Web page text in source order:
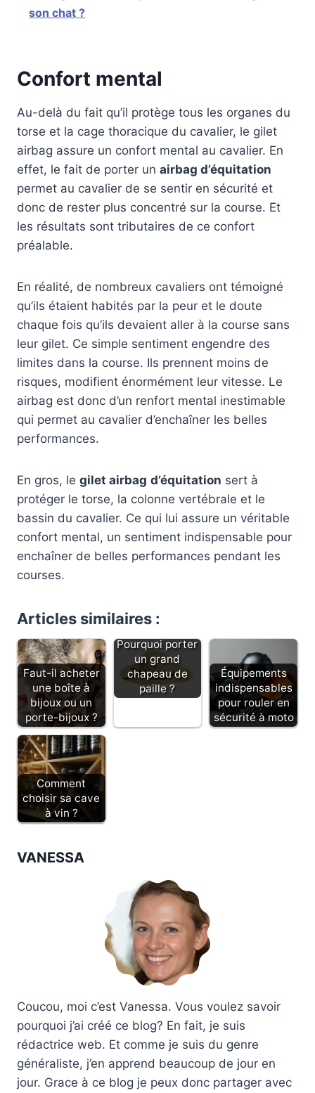
son chat ?
Confort mental
Au-delà du fait qu’il protège tous les organes du
torse et la cage thoracique du cavalier, le gilet
airbag assure un confort mental au cavalier. En
effet, le fait de porter un airbag d’équitation
permet au cavalier de se sentir en sécurité et
donc de rester plus concentré sur la course. Et
les résultats sont tributaires de ce confort
préalable.
En réalité, de nombreux cavaliers ont témoigné
qu’ils étaient habités par la peur et le doute
chaque fois qu’ils devaient aller à la course sans
leur gilet. Ce simple sentiment engendre des
limites dans la course. Ils prennent moins de
risques, modifient énormément leur vitesse. Le
airbag est donc d’un renfort mental inestimable
qui permet au cavalier d’enchaîner les belles
performances.
En gros, le gilet airbag d’équitation sert à
protéger le torse, la colonne vertébrale et le
bassin du cavalier. Ce qui lui assure un véritable
confort mental, un sentiment indispensable pour
enchaîner de belles performances pendant les
courses.
Articles similaires :
Faut-il acheter
une boîte à
bijoux ou un
porte-bijoux ?
Pourquoi porter
un grand
chapeau de
paille ?
Équipements
indispensables
pour rouler en
sécurité à moto
Comment
choisir sa cave
à vin ?
VANESSA
Coucou, moi c’est Vanessa. Vous voulez savoir
pourquoi j’ai créé ce blog? En fait, je suis
rédactrice web. Et comme je suis du genre
généraliste, j’en apprend beaucoup de jour en
jour. Grace à ce blog je peux donc partager avec